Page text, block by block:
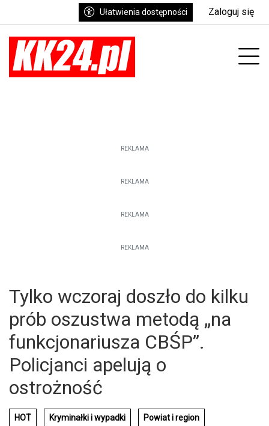
Ułatwienia dostępności Zaloguj się
REKLAMA
REKLAMA
REKLAMA
REKLAMA
Tylko wczoraj doszło do kilku
prób oszustwa metodą „na
funkcjonariusza CBŚP”.
Policjanci apelują o
ostrożność
HOT Kryminałki i wypadki Powiat i region